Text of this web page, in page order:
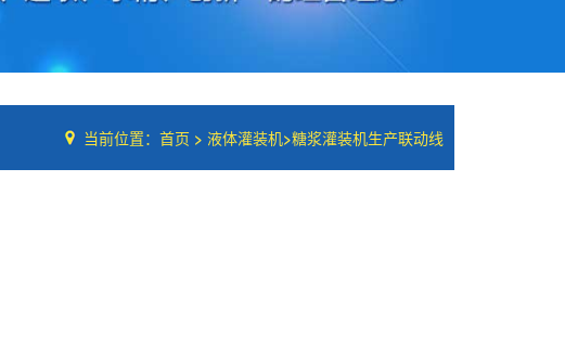
当前位置： 首页 > 液体灌装机>糖浆灌装机生产联动线